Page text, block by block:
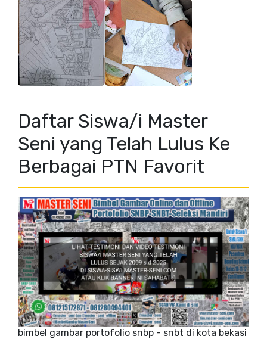
Daftar Siswa/i Master
Seni yang Telah Lulus Ke
Berbagai PTN Favorit
bimbel gambar portofolio snbp - snbt di kota bekasi